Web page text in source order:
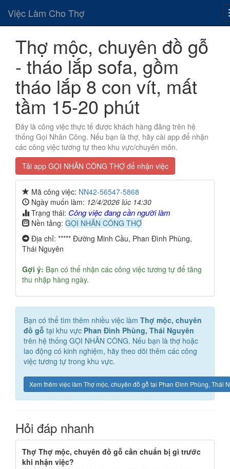
Việc Làm Cho Thợ
Thợ mộc, chuyên đồ gỗ
- tháo lắp sofa, gồm
tháo lắp 8 con vít, mất
tầm 15-20 phút
Đây là công việc thực tế được khách hàng đăng trên hệ
thống Gọi Nhân Công. Nếu bạn là thợ, hãy cài app để nhận
các công việc tương tự theo khu vực/chuyên môn.
Tải app GỌI NHÂN CÔNG THỢ để nhận việc
Mã công việc: NN42-56547-5868
Ngày muốn làm: 12/4/2026 lúc 14:30
Trạng thái: Công việc đang cần người làm
Nền tảng: GỌI NHÂN CÔNG THỢ
Địa chỉ: ***** Đường Minh Cầu, Phan Đình Phùng,
Thái Nguyên
Gợi ý: Bạn có thể nhận các công việc tương tự để tăng
thu nhập hàng ngày.
Bạn có thể tìm thêm nhiều việc làm Thợ mộc, chuyên
đồ gỗ tại khu vực Phan Đình Phùng, Thái Nguyên
trên hệ thống GỌI NHÂN CÔNG. Nếu bạn là thợ hoặc
lao động có kinh nghiệm, hãy theo dõi thêm các công
việc tương tự trong khu vực.
Xem thêm việc làm Thợ mộc, chuyên đồ gỗ tại Phan Đình Phùng, Thái
Hỏi đáp nhanh
Thợ Thợ mộc, chuyên đồ gỗ cần chuẩn bị gì trước
khi nhận việc?